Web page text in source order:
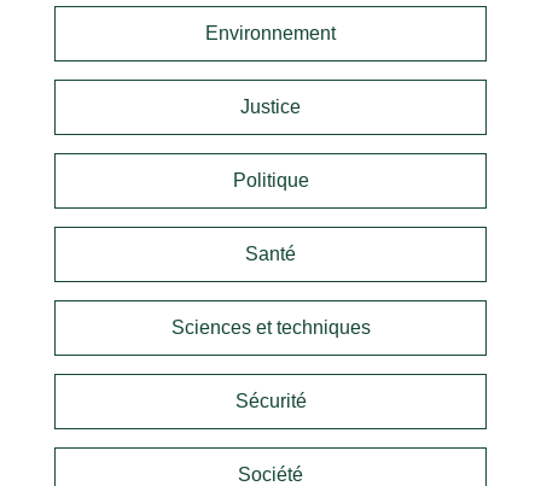
Environnement
Justice
Politique
Santé
Sciences et techniques
Sécurité
Société